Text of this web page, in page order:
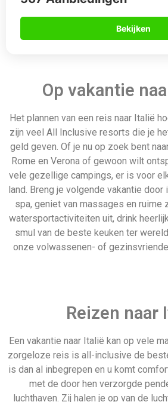
smul van de beste keuken ter
onze volwassenen- of
Reizen naar
Een vakantie naar Italië kan op vele
zorgeloze reis is all-inclusive de
is dan al inbegrepen en u komt
met de door hen verzorgde
luchthaven. Zij halen je op van de
tijd in Italië en zetten je af voor
Als je van plan bent meerdere sites
landelijker gebied van Italië te
een auto tot je beschikking te
bij aankomst of je eigen auto van
Er zijn verschillende luchthavens
rechtstreekse vluchten naar Italië.
andere populaire bestemmingen
hebben ook allemaal hun eigen
als je eenmaal in Italië bent